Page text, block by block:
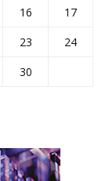
16
17
23
24
30